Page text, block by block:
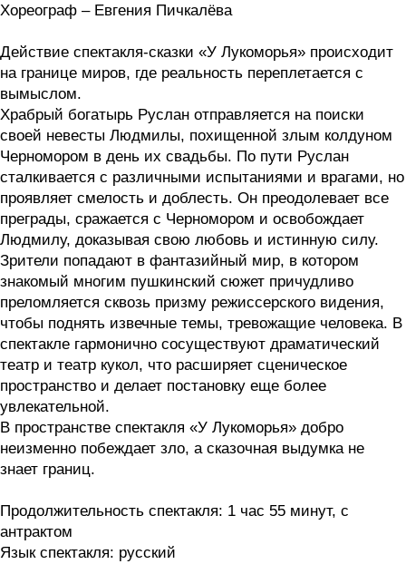
Хореограф – Евгения Пичкалёва
Действие спектакля-сказки «У Лукоморья» происходит
на границе миров, где реальность переплетается с
вымыслом.
Храбрый богатырь Руслан отправляется на поиски
своей невесты Людмилы, похищенной злым колдуном
Черномором в день их свадьбы. По пути Руслан
сталкивается с различными испытаниями и врагами, но
проявляет смелость и доблесть. Он преодолевает все
преграды, сражается с Черномором и освобождает
Людмилу, доказывая свою любовь и истинную силу.
Зрители попадают в фантазийный мир, в котором
знакомый многим пушкинский сюжет причудливо
преломляется сквозь призму режиссерского видения,
чтобы поднять извечные темы, тревожащие человека. В
спектакле гармонично сосуществуют драматический
театр и театр кукол, что расширяет сценическое
пространство и делает постановку еще более
увлекательной.
В пространстве спектакля «У Лукоморья» добро
неизменно побеждает зло, а сказочная выдумка не
знает границ.
Продолжительность спектакля: 1 час 55 минут, с
антрактом
Язык спектакля: русский